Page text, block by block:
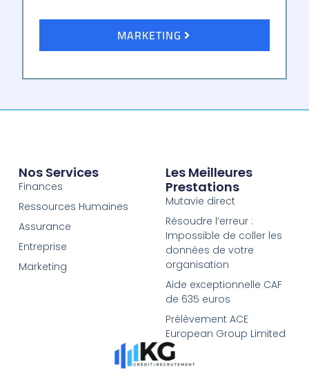
MARKETING
Nos Services
Finances
Ressources Humaines
Assurance
Entreprise
Marketing
Les Meilleures
Prestations
Mutavie direct
Résoudre l’erreur :
Impossible de coller les
données de votre
organisation
Aide exceptionnelle CAF
de 635 euros
Prélèvement ACE
European Group Limited